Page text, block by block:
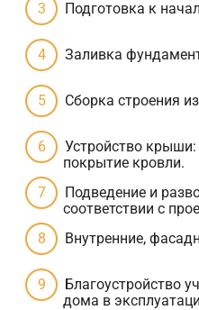
Подготовка к
Заливка
Сборка строения
Устройство крыши:
покрытие кровли.
Подведение и
соответствии с
Внутренние,
Благоустройство
дома в